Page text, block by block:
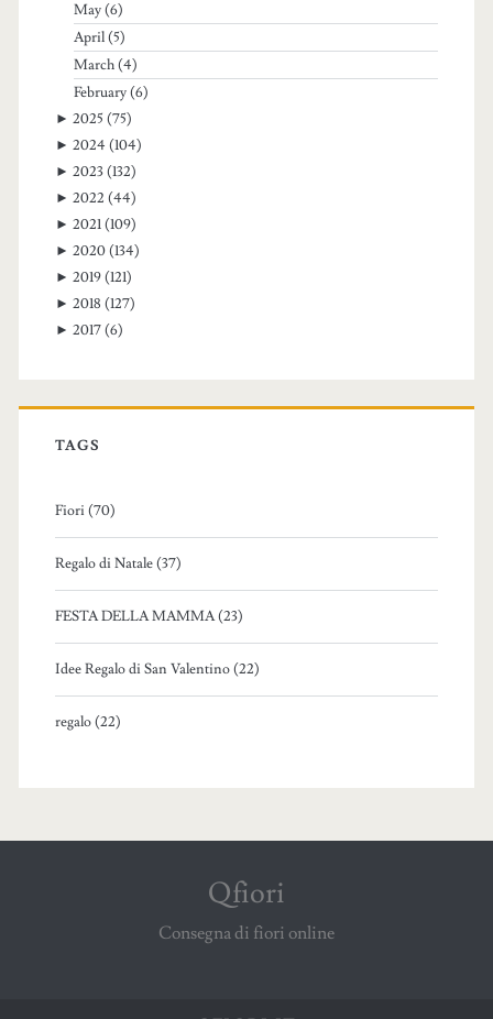
May (6)
April (5)
March (4)
February (6)
► 2025 (75)
► 2024 (104)
► 2023 (132)
► 2022 (44)
► 2021 (109)
► 2020 (134)
► 2019 (121)
► 2018 (127)
► 2017 (6)
TAGS
Fiori (70)
Regalo di Natale (37)
FESTA DELLA MAMMA (23)
Idee Regalo di San Valentino (22)
regalo (22)
Qfiori
Consegna di fiori online